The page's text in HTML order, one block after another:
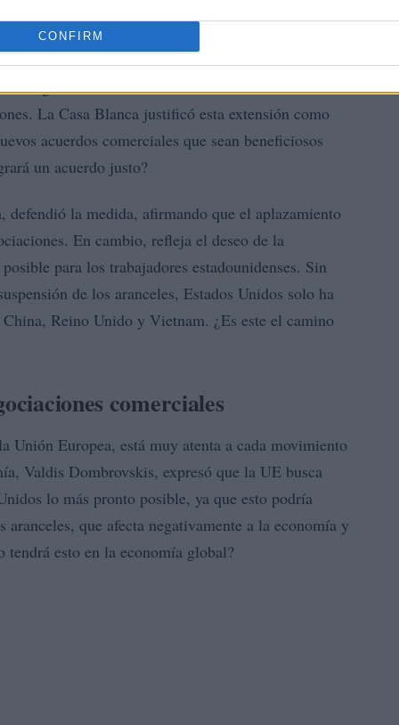
CONFIRM
aranceles del 25% a una docena de países,
agosto. Esta decisión fue comunicada a través de
La Casa Blanca justificó esta extensión como
acuerdos comerciales que sean beneficiosos
un acuerdo justo?
la medida, afirmando que el aplazamiento
En cambio, refleja el deseo de la
para los trabajadores estadounidenses. Sin
de los aranceles, Estados Unidos solo ha
Reino Unido y Vietnam. ¿Es este el camino
comerciales
Unión Europea, está muy atenta a cada movimiento
Valdis Dombrovskis, expresó que la UE busca
lo más pronto posible, ya que esto podría
que afecta negativamente a la economía y
tendrá esto en la economía global?